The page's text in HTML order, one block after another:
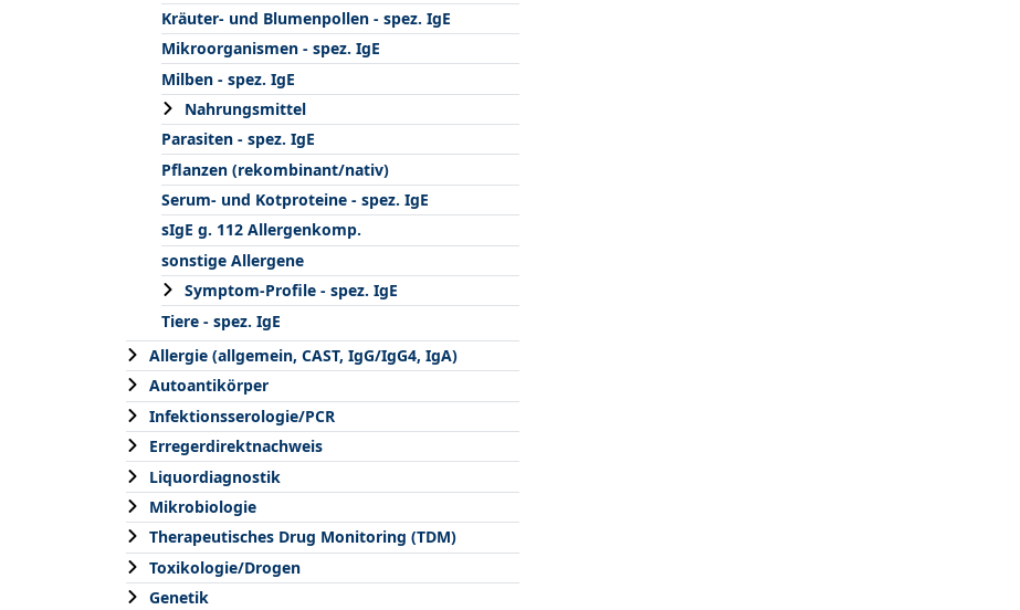
Kräuter- und Blumenpollen - spez. IgE
Mikroorganismen - spez. IgE
Milben - spez. IgE
Nahrungsmittel
Parasiten - spez. IgE
Pflanzen (rekombinant/nativ)
Serum- und Kotproteine - spez. IgE
sIgE g. 112 Allergenkomp.
sonstige Allergene
Symptom-Profile - spez. IgE
Tiere - spez. IgE
Allergie (allgemein, CAST, IgG/IgG4, IgA)
Autoantikörper
Infektionsserologie/PCR
Erregerdirektnachweis
Liquordiagnostik
Mikrobiologie
Therapeutisches Drug Monitoring (TDM)
Toxikologie/Drogen
Genetik